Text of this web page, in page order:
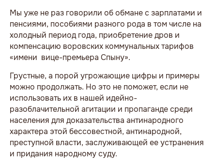
Мы уже не раз говорили об обмане с зарплатами и
пенсиями, пособиями разного рода в том числе на
холодный период года, приобретение дров и
компенсацию воровских коммунальных тарифов
«имени вице-премьера Спыну».
Грустные, а порой угрожающие цифры и примеры
можно продолжать. Но это не поможет, если не
использовать их в нашей идейно-
разоблачительной агитации и пропаганде среди
населения для доказательства антинародного
характера этой бессовестной, антинародной,
преступной власти, заслуживающей ее устранения
и придания народному суду.